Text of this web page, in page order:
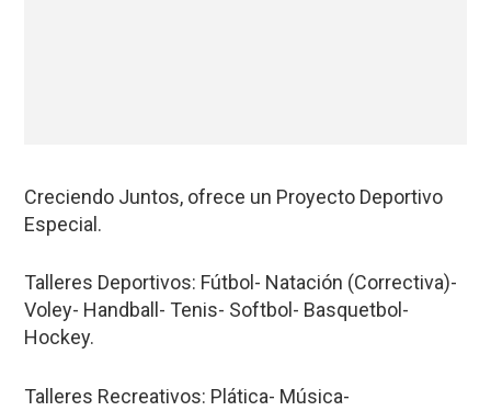
Creciendo Juntos, ofrece un Proyecto Deportivo
Especial.
Talleres Deportivos: Fútbol- Natación (Correctiva)-
Voley- Handball- Tenis- Softbol- Basquetbol-
Hockey.
Talleres Recreativos: Plática- Música-